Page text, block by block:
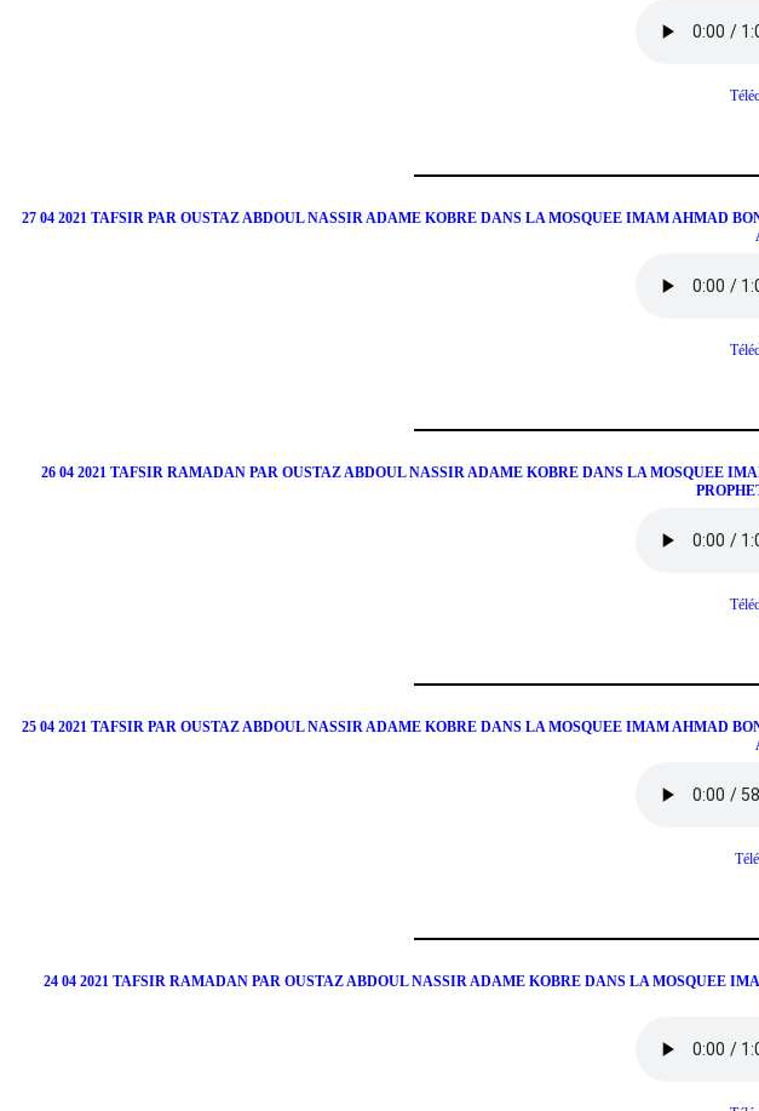
27 04 2021 TAFSIR PAR OUSTAZ ABDOUL NASSIR ADAME KOBRE DANS LA MOSQUEE IMAM AHMAD
26 04 2021 TAFSIR RAMADAN PAR OUSTAZ ABDOUL NASSIR ADAME KOBRE DANS LA MOSQUEE
25 04 2021 TAFSIR PAR OUSTAZ ABDOUL NASSIR ADAME KOBRE DANS LA MOSQUEE IMAM AHMAD
24 04 2021 TAFSIR RAMADAN PAR OUSTAZ ABDOUL NASSIR ADAME KOBRE DANS LA MOSQUEE